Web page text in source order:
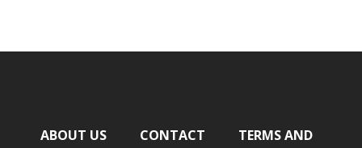
ABOUT US
CONTACT
TERMS AND